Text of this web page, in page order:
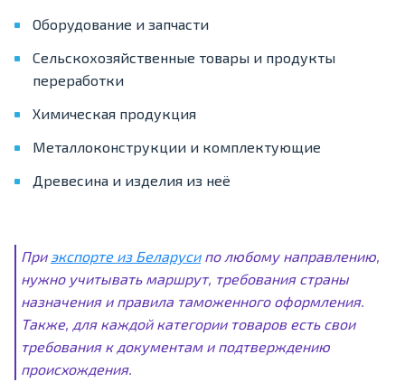
Оборудование и запчасти
Сельскохозяйственные товары и продукты
переработки
Химическая продукция
Металлоконструкции и комплектующие
Древесина и изделия из неё
При экспорте из Беларусипо любому направлению,
нужно учитывать маршрут, требования страны
назначения и правила таможенного оформления.
Также, для каждой категории товаров есть свои
требования к документам и подтверждению
происхождения.